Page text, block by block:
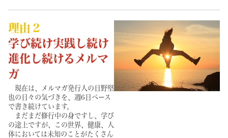
理由２
学び続け実践し続け
進化し続けるメルマ
ガ
現在は、メルマガ発行人の日野堅
也の日々の気づきを、週6日ペース
で書き続けています。
まだまだ修行中の身ですし、学び
の途上ですが、この世界、健康、人
体においては未知のことがたくさん